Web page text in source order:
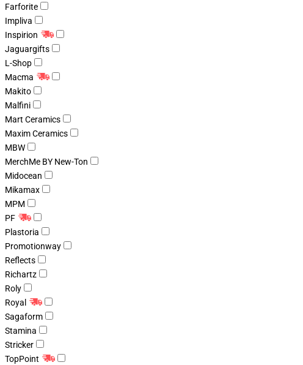
Farforite
Impliva
Inspirion
Jaguargifts
L-Shop
Macma
Makito
Malfini
Mart Ceramics
Maxim Ceramics
MBW
MerchMe BY New-Ton
Midocean
Mikamax
MPM
PF
Plastoria
Promotionway
Reflects
Richartz
Roly
Royal
Sagaform
Stamina
Stricker
TopPoint